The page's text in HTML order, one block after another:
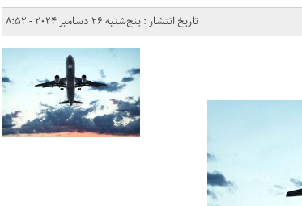
تاریخ انتشار : پنج‌شنبه 26 دسامبر 2024 - 8:52